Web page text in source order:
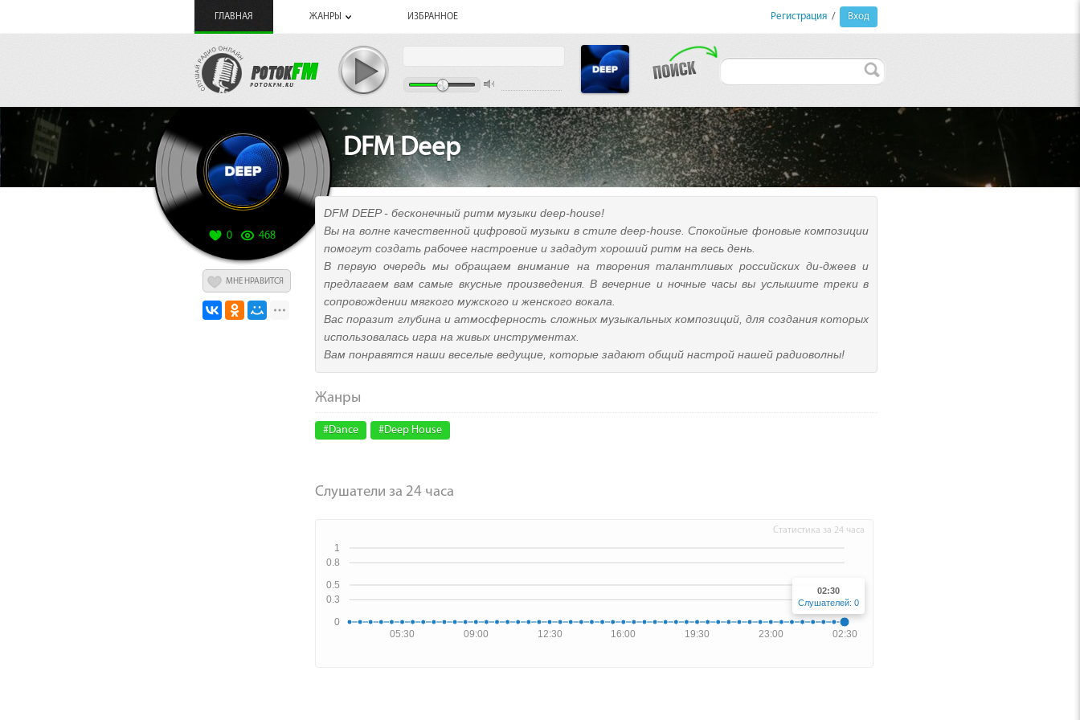
ГЛАВНАЯ ЖАНРЫ ИЗБРАННОЕ Регистрация / Вход
DFM Deep
0 468
МНЕ НРАВИТСЯ
DFM DEEP - бесконечный ритм музыки deep-house!
Вы на волне качественной цифровой музыки в стиле deep-house. Спокойные фоновые композиции
помогут создать рабочее настроение и зададут хороший ритм на весь день.
В первую очередь мы обращаем внимание на творения талантливых российских ди-джеев и
предлагаем вам самые вкусные произведения. В вечерние и ночные часы вы услышите треки в
сопровождении мягкого мужского и женского вокала.
Вас поразит глубина и атмосферность сложных музыкальных композиций, для создания которых
использовалась игра на живых инструментах.
Вам понравятся наши веселые ведущие, которые задают общий настрой нашей радиоволны!
#Dance #Deep House
Слушатели за 24 часа
Статистика за 24 часа
0
0.3
0.5
0.8
1
02:30
23:00
19:30
16:00
12:30
09:00
05:30
02:30
Слушателей: 0